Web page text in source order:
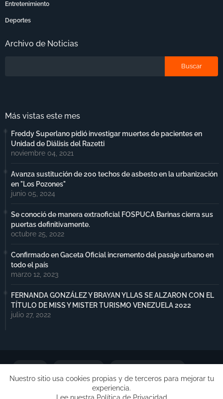
Entretenimiento
Deportes
Archivo de Noticias
Más vistas este mes
Freddy Superlano pidió investigar muertes de pacientes en
Unidad de Diálisis del Razetti
noviembre 04, 2021
Avanza sustitución de 200 techos de asbesto en la urbanización
en "Los Pozones"
junio 05, 2024
Se conoció de manera extraoficial FOSPUCA Barinas cierra sus
puertas definitivamente.
octubre 25, 2022
Confirmado en Gaceta Oficial incremento del pasaje urbano en
todo el país
marzo 12, 2023
FERNANDA GONZÁLEZ Y BRAYAN YLLAS SE ALZARON CON EL
TÍTULO DE MISS Y MISTER TURISMO VENEZUELA 2022
julio 27, 2022
Nuestro sitio usa cookies propias y de terceros para mejorar tu
experiencia.